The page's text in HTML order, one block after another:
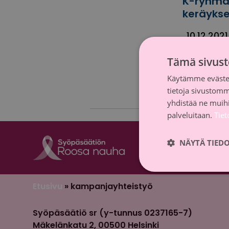
10.12.2021
ryhmä,
nauha,
» kampanjayhteistyö
Syöpäsäätiö sr (y-tunnus 0237165-7)
Mäkelänkatu 2, 00500 Helsinki
Tämä
Käytämme
tietoja
yhdistää ne
palveluitaan.
NÄYTÄ